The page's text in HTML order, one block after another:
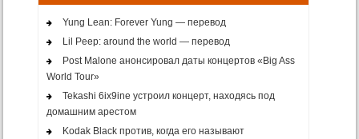
Yung Lean: Forever Yung — перевод
Lil Peep: around the world — перевод
Post Malone анонсировал даты концертов «Big Ass
World Tour»
Tekashi 6ix9ine устроил концерт, находясь под
домашним арестом
Kodak Black против, когда его называют